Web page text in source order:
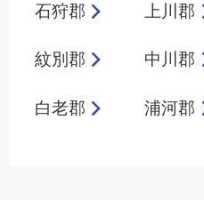
石狩郡 上川郡
紋別郡 中川郡
白老郡 浦河郡